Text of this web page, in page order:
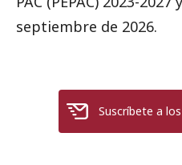
septiembre de 2026.
Suscríbete a